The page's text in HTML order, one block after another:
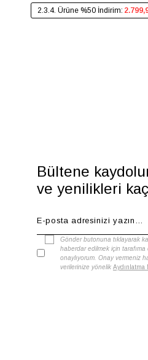
2.3.4. Ürüne %50 İndirim:
Bültene
ve yenilikleri
Gönder butonuna tıklayarak
haberdar edilmek için
onaylıyorum. Onay vermeniz
verilerinize yönelik Aydınlatma